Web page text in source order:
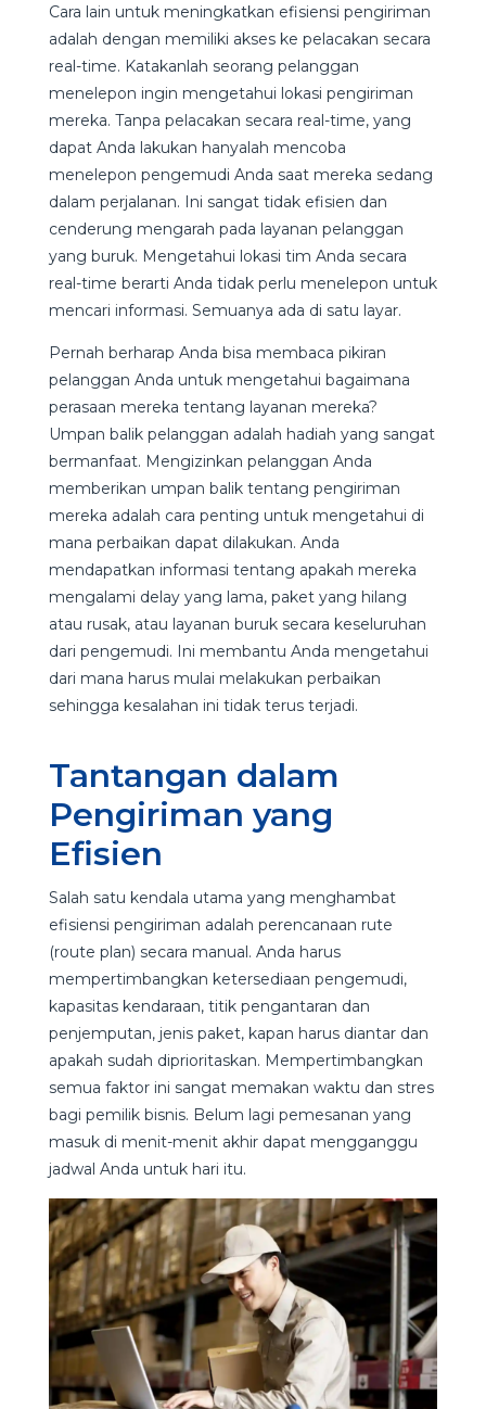
Cara lain untuk meningkatkan efisiensi pengiriman
adalah dengan memiliki akses ke pelacakan secara
real-time. Katakanlah seorang pelanggan
menelepon ingin mengetahui lokasi pengiriman
mereka. Tanpa pelacakan secara real-time, yang
dapat Anda lakukan hanyalah mencoba
menelepon pengemudi Anda saat mereka sedang
dalam perjalanan. Ini sangat tidak efisien dan
cenderung mengarah pada layanan pelanggan
yang buruk. Mengetahui lokasi tim Anda secara
real-time berarti Anda tidak perlu menelepon untuk
mencari informasi. Semuanya ada di satu layar.
Pernah berharap Anda bisa membaca pikiran
pelanggan Anda untuk mengetahui bagaimana
perasaan mereka tentang layanan mereka?
Umpan balik pelanggan adalah hadiah yang sangat
bermanfaat. Mengizinkan pelanggan Anda
memberikan umpan balik tentang pengiriman
mereka adalah cara penting untuk mengetahui di
mana perbaikan dapat dilakukan. Anda
mendapatkan informasi tentang apakah mereka
mengalami delay yang lama, paket yang hilang
atau rusak, atau layanan buruk secara keseluruhan
dari pengemudi. Ini membantu Anda mengetahui
dari mana harus mulai melakukan perbaikan
sehingga kesalahan ini tidak terus terjadi.
Tantangan dalam
Pengiriman yang
Efisien
Salah satu kendala utama yang menghambat
efisiensi pengiriman adalah perencanaan rute
(route plan) secara manual. Anda harus
mempertimbangkan ketersediaan pengemudi,
kapasitas kendaraan, titik pengantaran dan
penjemputan, jenis paket, kapan harus diantar dan
apakah sudah diprioritaskan. Mempertimbangkan
semua faktor ini sangat memakan waktu dan stres
bagi pemilik bisnis. Belum lagi pemesanan yang
masuk di menit-menit akhir dapat mengganggu
jadwal Anda untuk hari itu.